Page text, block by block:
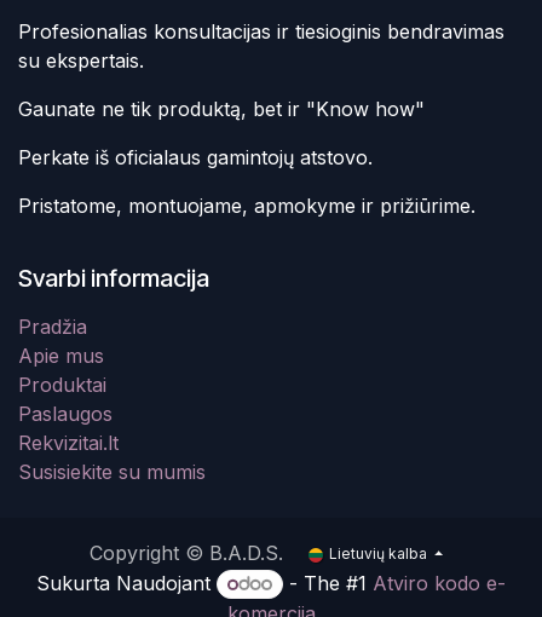
Profesionalias konsultacijas ir tiesioginis bendravimas
su ekspertais.
Gaunate ne tik produktą, bet ir "Know how"
Perkate iš oficialaus gamintojų atstovo.
Pristatome, montuojame, apmokyme ir prižiūrime.
Svarbi informacija
Pradžia
Apie mus
Produktai
Paslaugos
Rekvizitai.lt
Susisiekite su mumis
Copyright © B.A.D.S. Lietuvių kalba
Sukurta Naudojant - The #1 Atviro kodo e-